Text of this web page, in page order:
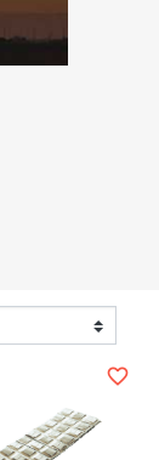
favorite_border